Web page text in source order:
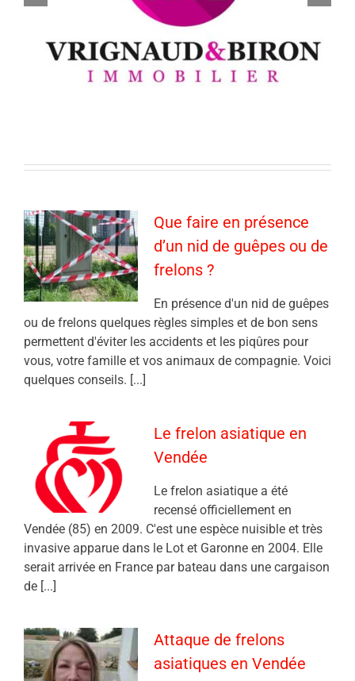
Que faire en présence
d’un nid de guêpes ou de
frelons ?
En présence d'un nid de guêpes
ou de frelons quelques règles simples et de bon sens
permettent d'éviter les accidents et les piqûres pour
vous, votre famille et vos animaux de compagnie. Voici
quelques conseils. [...]
Le frelon asiatique en
Vendée
Le frelon asiatique a été
recensé officiellement en
Vendée (85) en 2009. C'est une espèce nuisible et très
invasive apparue dans le Lot et Garonne en 2004. Elle
serait arrivée en France par bateau dans une cargaison
de [...]
Attaque de frelons
asiatiques en Vendée